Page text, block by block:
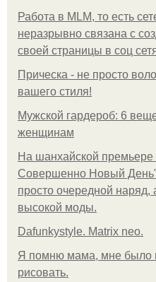
Работа в MLM, то есть
неразрывно связана с
своей страницы в соц
Прическа - не просто
вашего стиля!
Мужской гардероб: 6
женщинам
На шанхайской премьере
Совершенно Новый
просто очередной
высокой моды.
Dafunkystyle. Matrix neo.
Я помню мама, мне было
рисовать.